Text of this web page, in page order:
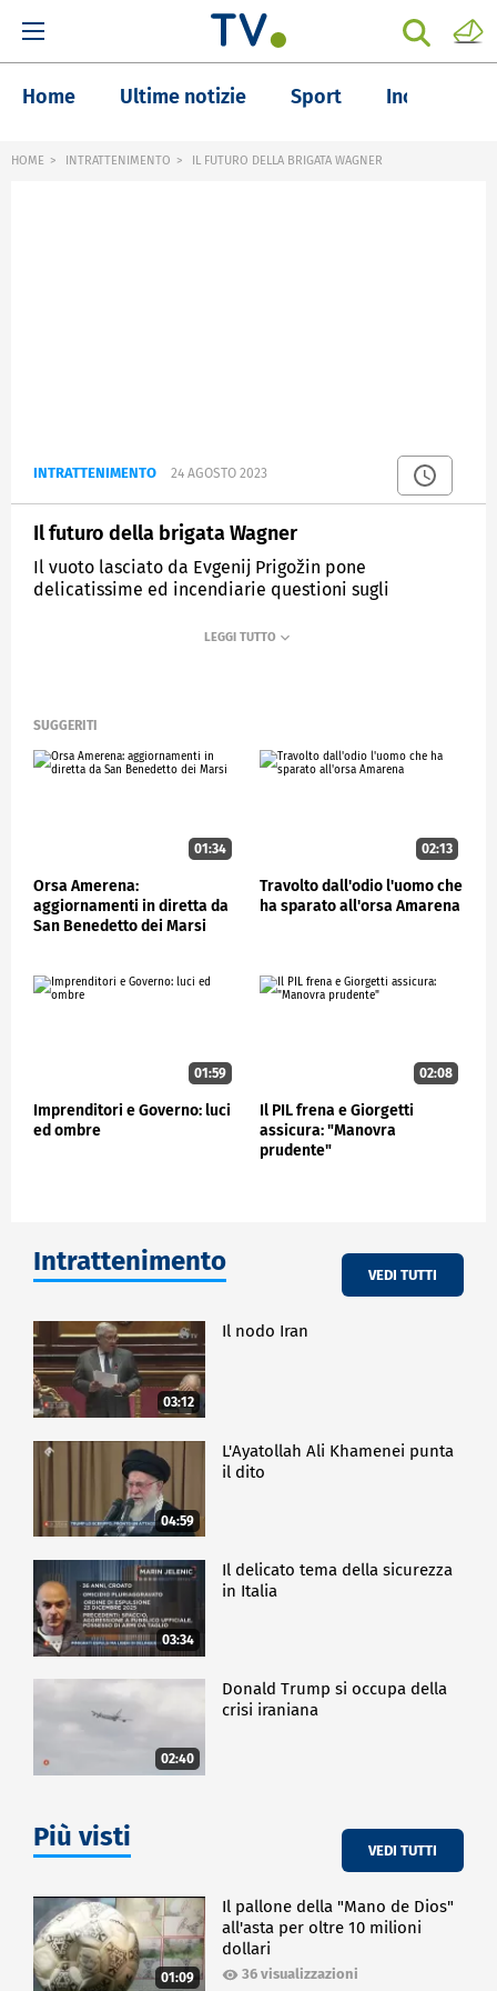
Home Ultime notizie Sport Inchieste
HOME INTRATTENIMENTO IL FUTURO DELLA BRIGATA WAGNER
INTRATTENIMENTO 24 AGOSTO 2023
Il futuro della brigata Wagner
Il vuoto lasciato da Evgenij Prigožin pone
delicatissime ed incendiarie questioni sugli
SUGGERITI
01:34
Orsa Amerena:
aggiornamenti in diretta da
San Benedetto dei Marsi
02:13
Travolto dall'odio l'uomo che
ha sparato all'orsa Amarena
01:59
Imprenditori e Governo: luci
ed ombre
02:08
Il PIL frena e Giorgetti
assicura: "Manovra
prudente"
Intrattenimento VEDI TUTTI
03:12
Il nodo Iran
04:59
L'Ayatollah Ali Khamenei punta
il dito
03:34
Il delicato tema della sicurezza
in Italia
02:40
Donald Trump si occupa della
crisi iraniana
Più visti VEDI TUTTI
01:09
Il pallone della "Mano de Dios"
all'asta per oltre 10 milioni
dollari
36 visualizzazioni